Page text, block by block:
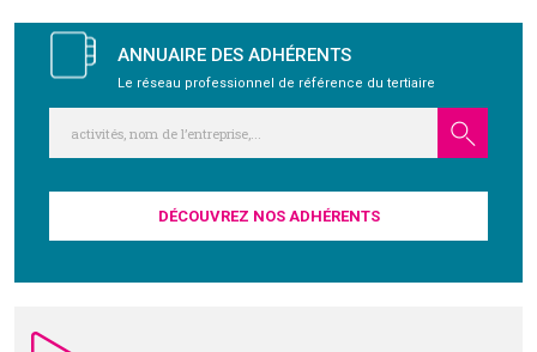
ANNUAIRE DES ADHÉRENTS
Le réseau professionnel de référence du tertiaire
DÉCOUVREZ NOS ADHÉRENTS